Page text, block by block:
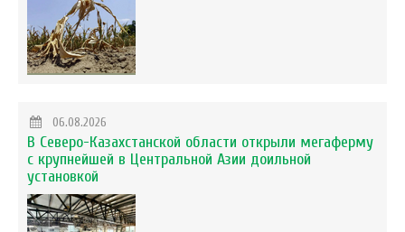
06.08.2026
В Северо-Казахстанской области открыли мегаферму
с крупнейшей в Центральной Азии доильной
установкой